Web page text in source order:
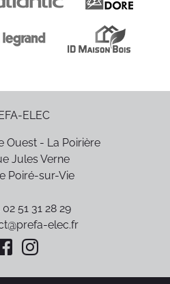
ELEC
Ouest - La Poirière
Jules Verne
Poiré-sur-Vie
02 51 31 28 29
elec.fr